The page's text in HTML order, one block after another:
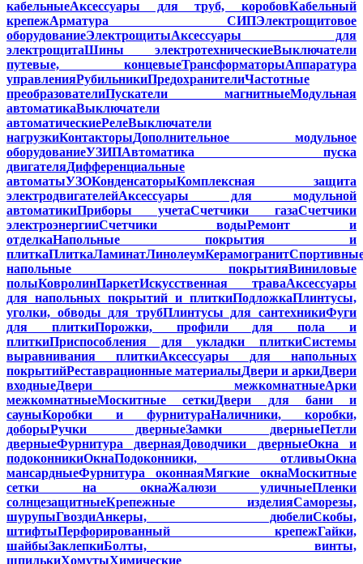
кабельныеАксессуары для труб, коробовКабельный
крепежАрматура СИПЭлектрощитовое
оборудованиеЭлектрощитыАксессуары для
электрощитаШины электротехническиеВыключатели
путевые, концевыеТрансформаторыАппаратура
управленияРубильникиПредохранителиЧастотные
преобразователиПускатели магнитныеМодульная
автоматикаВыключатели
автоматическиеРелеВыключатели
нагрузкиКонтакторыДополнительное модульное
оборудованиеУЗИПАвтоматика пуска
двигателяДифференциальные
автоматыУЗОКонденсаторыКомплексная защита
электродвигателейАксессуары для модульной
автоматикиПриборы учетаСчетчики газаСчетчики
электроэнергииСчетчики водыРемонт и
отделкаНапольные покрытия и
плиткаПлиткаЛаминатЛинолеумКерамогранит
напольные покрытияВиниловые
полыКовролинПаркетИскусственная траваАксессуары
для напольных покрытий и плиткиПодложкаПлинтусы,
уголки, обводы для трубПлинтусы для сантехникиФуги
для плиткиПорожки, профили для пола и
плиткиПриспособления для укладки плиткиСистемы
выравнивания плиткиАксессуары для напольных
покрытийРеставрационные материалыДвери и аркиДвери
входныеДвери межкомнатныеАрки
межкомнатныеМоскитные сеткиДвери для бани и
сауныКоробки и фурнитураНаличники, коробки,
доборыРучки дверныеЗамки дверныеПетли
дверныеФурнитура двернаяДоводчики дверныеОкна и
подоконникиОкнаПодоконники, отливыОкна
мансардныеФурнитура оконнаяМягкие окнаМоскитные
сетки на окнаЖалюзи уличныеПленки
солнцезащитныеКрепежные изделияСаморезы,
шурупыГвоздиАнкеры, дюбелиСкобы,
штифтыПерфорированный крепежГайки,
шайбыЗаклепкиБолты, винты,
шпилькиХомутыХимические